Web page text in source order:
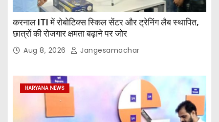
करनाल ITI में रोबोटिक्स स्किल सेंटर और ट्रेनिंग लैब स्थापित,
छात्रों की रोजगार क्षमता बढ़ाने पर जोर
Aug 8, 2026 Jangesamachar
HARYANA NEWS